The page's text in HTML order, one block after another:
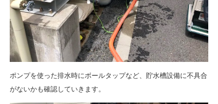
ポンプを使った排水時にボールタップなど、貯水槽設備に不具合
がないかも確認していきます。